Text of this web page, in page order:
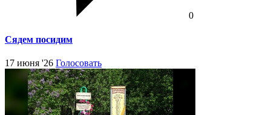
0
Сядем посидим
17 июня '26 Голосовать